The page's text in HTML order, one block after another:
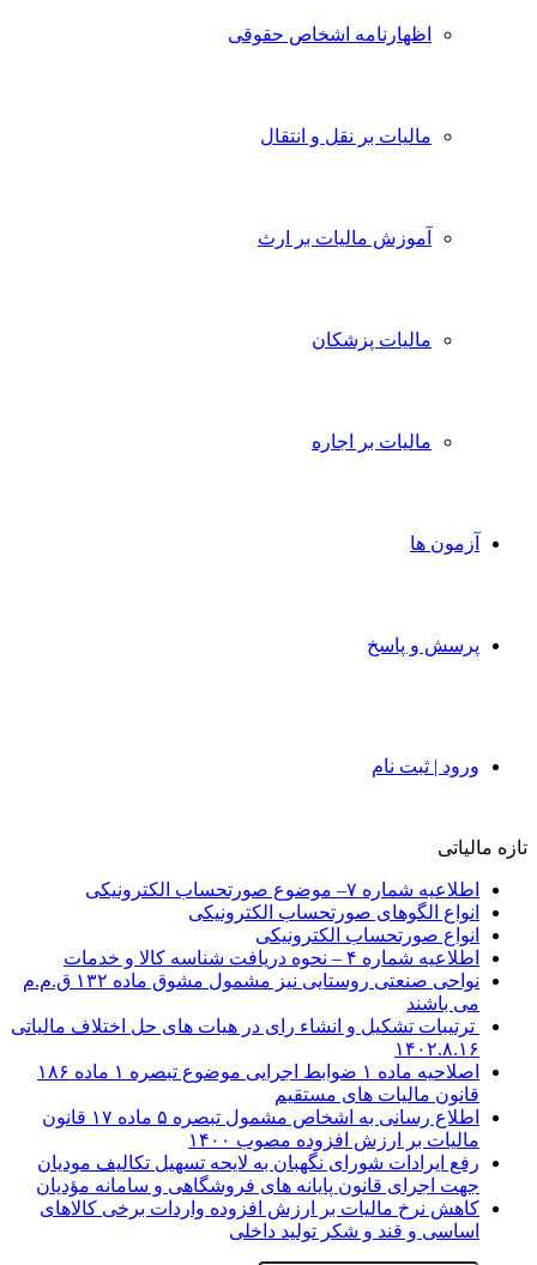
اظهارنامه اشخاص حقوقی
مالیات بر نقل و انتقال
آموزش مالیات بر ارث
مالیات پزشکان
مالیات بر اجاره
آزمون ها
پرسش و پاسخ
ورود | ثبت نام
تازه مالیاتی
اطلاعیه شماره ۷– موضوع صورتحساب الکترونیکی
انواع الگوهای صورتحساب الکترونیکی
انواع صورتحساب الکترونیکی
اطلاعیه شماره ۴ – نحوه دریافت شناسه کالا و خدمات
نواحی صنعتی روستایی نیز مشمول مشوق ماده ۱۳۲ ق.م.م
می باشند
ترتیبات تشکیل و انشاء رای در هیات های حل اختلاف مالیاتی
۱۴۰۲.۸.۱۶
اصلاحیه ماده ۱ ضوابط اجرایی موضوع تبصره ۱ ماده ۱۸۶
قانون مالیات های مستقیم
اطلاع رسانی به اشخاص مشمول تبصره ۵ ماده ۱۷ قانون
مالیات بر ارزش افزوده مصوب ۱۴۰۰
رفع ایرادات شورای نگهبان به لایحه تسهیل تکالیف مودیان
جهت اجرای قانون پایانه های فروشگاهی و سامانه مؤدیان
کاهش نرخ مالیات بر ارزش افزوده واردات برخی کالاهای
اساسی و قند و شکر تولید داخلی